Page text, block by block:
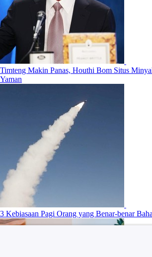
Timteng Makin Panas, Houthi Bom Situs
Yaman
3 Kebiasaan Pagi Orang yang Benar-benar